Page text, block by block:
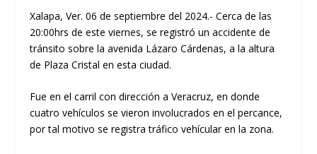
Xalapa, Ver. 06 de septiembre del 2024.- Cerca de las
20:00hrs de este viernes, se registró un accidente de
tránsito sobre la avenida Lázaro Cárdenas, a la altura
de Plaza Cristal en esta ciudad.
Fue en el carril con dirección a Veracruz, en donde
cuatro vehículos se vieron involucrados en el percance,
por tal motivo se registra tráfico vehícular en la zona.